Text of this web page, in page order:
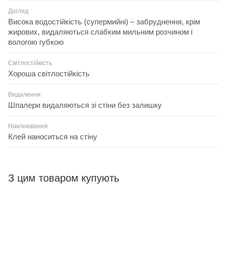
Догляд
Висока водостійкість (супермийні) – забруднення, крім
жирових, видаляються слабким мильним розчином і
вологою губкою
Світлостійкість
Хороша світлостійкість
Видалення
Шпалери видаляються зі стіни без залишку
Наклеювання
Клей наноситься на стіну
З цим товаром купують